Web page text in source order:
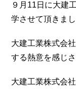
９月11日に大建
学させて頂きまし
大建工業株式会
する熱意を感じ
大建工業株式会